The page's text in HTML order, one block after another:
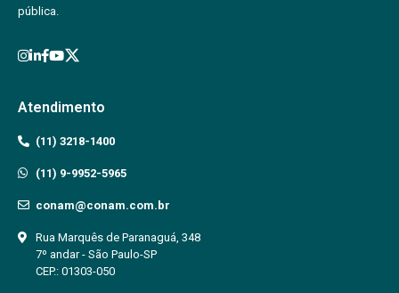
pública.
Atendimento
(11) 3218-1400
(11) 9-9952-5965
conam@conam.com.br
Rua Marquês de Paranaguá, 348
7º andar - São Paulo-SP
CEP.: 01303-050